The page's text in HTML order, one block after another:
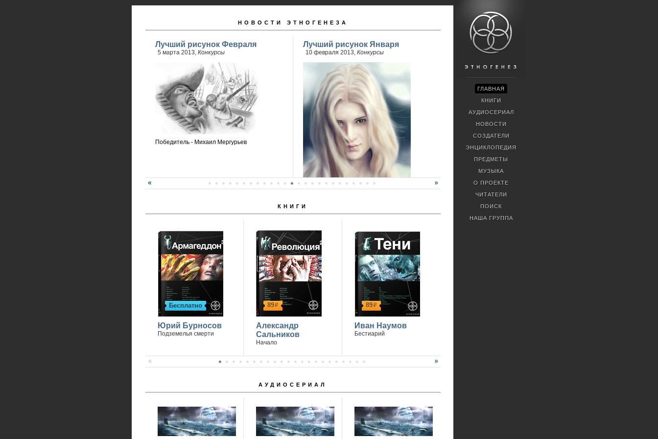
НОВОСТИ ЭТНОГЕНЕЗА
Лучший рисунок Февраля
5 марта 2013, Конкурсы
Победитель - Михаил Мергурьев
Лучший рисунок Января
10 февраля 2013, Конкурсы
Победитель - Марина Дроздецкая
КНИГИ
Бесплатно
Юрий Бурносов
Подземелья смерти
89р
Александр
Сальников
Начало
89р
Иван Наумов
Бестиарий
АУДИОСЕРИАЛ
ГЛАВНАЯ
КНИГИ
АУДИОСЕРИАЛ
НОВОСТИ
СОЗДАТЕЛИ
ЭНЦИКЛОПЕДИЯ
ПРЕДМЕТЫ
МУЗЫКА
О ПРОЕКТЕ
ЧИТАТЕЛИ
ПОИСК
НАША ГРУППА